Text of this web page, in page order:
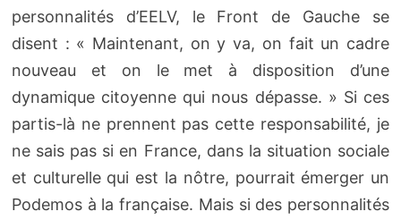
personnalités d’EELV, le Front de Gauche se
disent : « Maintenant, on y va, on fait un cadre
nouveau et on le met à disposition d’une
dynamique citoyenne qui nous dépasse. » Si ces
partis-là ne prennent pas cette responsabilité, je
ne sais pas si en France, dans la situation sociale
et culturelle qui est la nôtre, pourrait émerger un
Podemos à la française. Mais si des personnalités